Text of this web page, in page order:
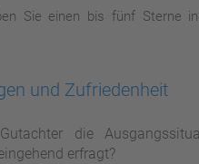
Sie einen bis fünf Sterne
und Zufriedenheit
die
erfragt?